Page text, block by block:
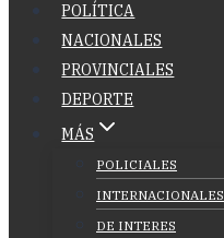
POLÍTICA
NACIONALES
PROVINCIALES
DEPORTE
MÁS
POLICIALES
INTERNACIONALES
DE INTERES